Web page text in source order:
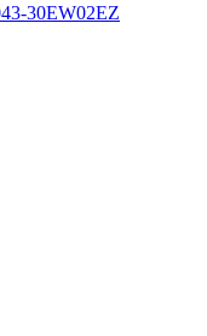
30EW02EZ